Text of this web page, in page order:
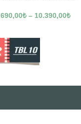
690,00₺ – 10.390,00₺